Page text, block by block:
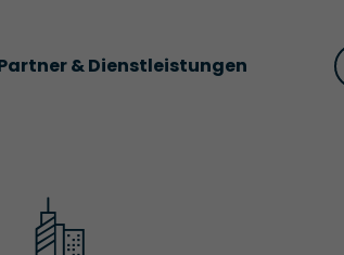
& Dienstleistungen